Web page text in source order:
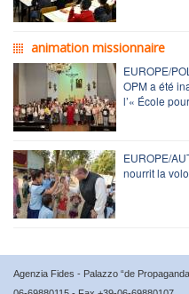
animation missionnaire
EUROPE/
OPM a été
l’« École
EUROPE/
nourrit la
Agenzia Fides - Palazzo “de